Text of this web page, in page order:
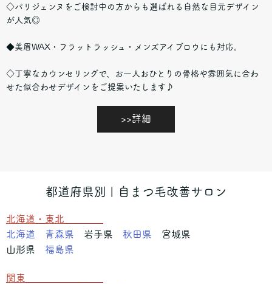
◇パリジェンヌをご検討中の方からも選ばれる自然な目元デザイン
が人気◎
◆美眉WAX・フラットラッシュ・メンズアイブロウにも対応。
◇丁寧なカウンセリングで、お一人おひとりの骨格や雰囲気に合わ
せた似合わせデザインをご提案いたします♪
>>詳細
都道府県別 | 自まつ毛改善サロン
北海道・東北
北海道
青森県 岩手県 秋田県 宮城県
山形県 福島県
関東